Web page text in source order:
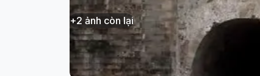
+2 ảnh còn lại